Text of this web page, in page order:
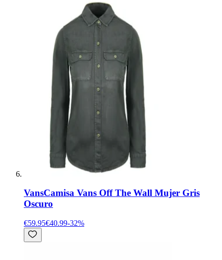
VansCamisa Vans Off The Wall Mujer Gris
Oscuro
€59.95€40.99-32%